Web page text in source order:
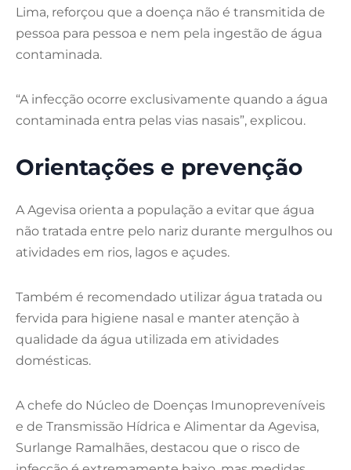
Lima, reforçou que a doença não é transmitida de
pessoa para pessoa e nem pela ingestão de água
contaminada.
“A infecção ocorre exclusivamente quando a água
contaminada entra pelas vias nasais”, explicou.
Orientações e prevenção
A Agevisa orienta a população a evitar que água
não tratada entre pelo nariz durante mergulhos ou
atividades em rios, lagos e açudes.
Também é recomendado utilizar água tratada ou
fervida para higiene nasal e manter atenção à
qualidade da água utilizada em atividades
domésticas.
A chefe do Núcleo de Doenças Imunopreveníveis
e de Transmissão Hídrica e Alimentar da Agevisa,
Surlange Ramalhães, destacou que o risco de